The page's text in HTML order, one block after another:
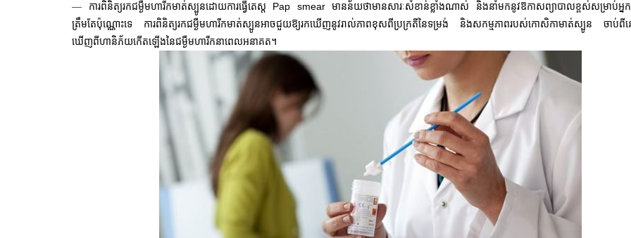
— ការពិនិត្យរកជម្ងឺមហារីកមាត់ស្បូនដោយការធ្វើតេស្ត Pap smear មានន័យថាមានសារៈសំខាន់ខ្លាំងណាស់ និងនាំមកនូវឱកាសព្យាបាលខ្ពស់សម្រាប់អ្ន
ត្រឹមតែប៉ុណ្ណោះទេ ការពិនិត្យរកជម្ងឺមហារីកមាត់ស្បូនអាចជួយឱ្យរកឃើញនូវរាល់ភាពខុសពីប្រក្រតីនៃទម្រង់ និងសកម្មភាពរបស់កោសិកាមាត់ស្បូន ចាប់ពី
ឃើញពីហានិភ័យកើតឡើងនៃជម្ងឺមហារីកនាពេលអនាគត។